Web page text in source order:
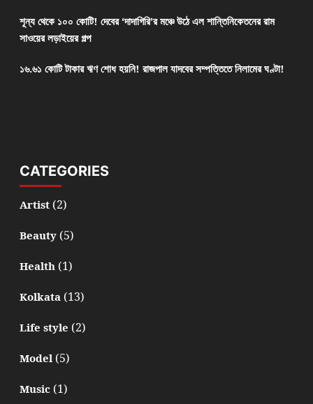
শূন্য থেকে ১০০ কোটি! দেবের ‘দাদাগিরি’র মঞ্চে উঠে এল শান্তিনিকেতনের রাম
সাওয়ের লড়াইয়ের গল্প
১৬.৬১ কোটি টাকার ঋণ শোধ হয়নি! রাজপাল যাদবের সম্পত্তিতে নিলামের ঘণ্টা!
CATEGORIES
Artist(2)
Beauty(5)
Health(1)
Kolkata(13)
Life style (2)
Model(5)
Music(1)